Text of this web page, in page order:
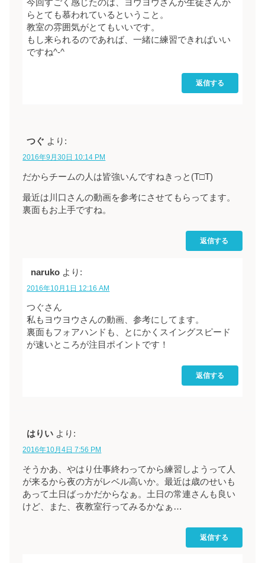
今回すごく感じたのは、ヨウヨウさんが生徒さんか
らとても慕われているということ。
教室の雰囲気がとてもいいです。
もし来られるのであれば、一緒に練習できればいい
ですね^-^
返信する
つぐ より:
2016年9月30日 10:14 PM
だからチームの人は皆強いんですねきっと(T□T)
最近は川口さんの動画を参考にさせてもらってます。
裏面もお上手ですね。
返信する
naruko より:
2016年10月1日 12:16 AM
つぐさん
私もヨウヨウさんの動画、参考にしてます。
裏面もフォアハンドも、とにかくスイングスピード
が速いところが注目ポイントです！
返信する
はりい より:
2016年10月4日 7:56 PM
そうかあ、やはり仕事終わってから練習しようって人
が来るから夜の方がレベル高いか。最近は歳のせいも
あって土日ばっかだからなぁ。土日の常連さんも良い
けど、また、夜教室行ってみるかなぁ…
返信する